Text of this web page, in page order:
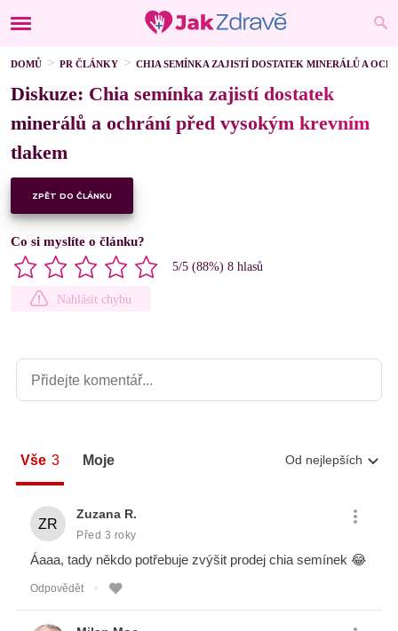
DOMŮ PR ČLÁNKY CHIA SEMÍNKA ZAJISTÍ DOSTATEK MINERÁLŮ A
Diskuze: Chia semínka zajistí dostatek
minerálů a ochrání před vysokým krevním
tlakem
ZPĚT DO ČLÁNKU
Co si myslíte o článku?
5/5 (88%) 8 hlasů
Nahlásit chybu